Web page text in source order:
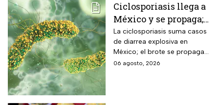
Ciclosporiasis llega a
México y se propaga;
activan protocolos
para revisar frutas y
verduras
La ciclosporiasis suma casos
de diarrea explosiva en
México; el brote se propaga
en el territorio nacional
06 agosto, 2026